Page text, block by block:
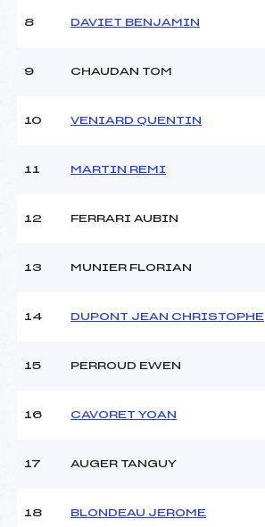
8 DAVIET BENJAMIN
9 CHAUDAN TOM
10 VENIARD QUENTIN
11 MARTIN REMI
12 FERRARI AUBIN
13 MUNIER FLORIAN
14 DUPONT JEAN CHRISTOPHE
15 PERROUD EWEN
16 CAVORET YOAN
17 AUGER TANGUY
18 BLONDEAU JEROME